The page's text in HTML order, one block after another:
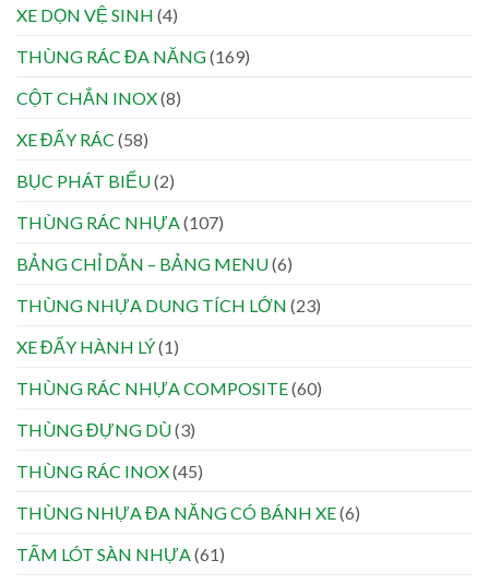
XE DỌN VỆ SINH (4)
THÙNG RÁC ĐA NĂNG(169)
CỘT CHẮN INOX(8)
XE ĐẨY RÁC (58)
BỤC PHÁT BIỂU(2)
THÙNG RÁC NHỰA(107)
BẢNG CHỈ DẪN – BẢNG MENU(6)
THÙNG NHỰA DUNG TÍCH LỚN (23)
XE ĐẨY HÀNH LÝ(1)
THÙNG RÁC NHỰA COMPOSITE(60)
THÙNG ĐỰNG DÙ(3)
THÙNG RÁC INOX(45)
THÙNG NHỰA ĐA NĂNG CÓ BÁNH XE(6)
TẤM LÓT SÀN NHỰA(61)